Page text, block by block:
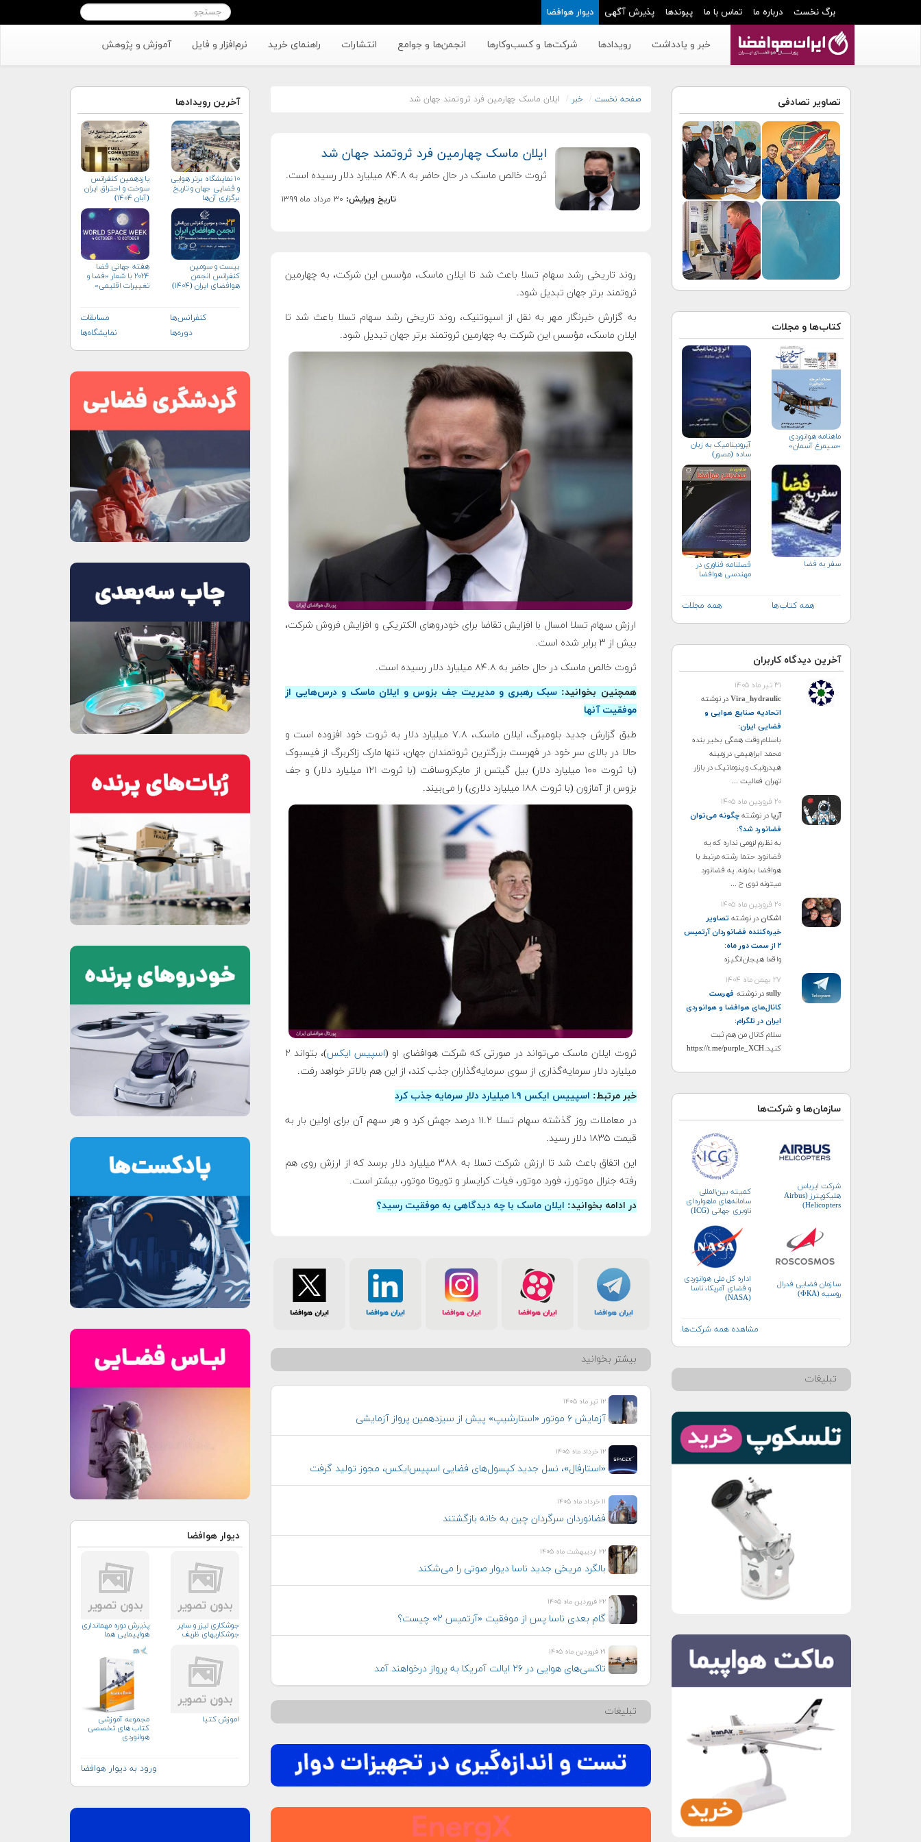
برگ نخست درباره ما تماس با ما پیوندها پذیرش آگهی دیوار هوافضا
خبر و یادداشت رویدادها شرکت‌ها و کسب‌وکار‌ها انجمن‌ها و جوامع انتشارات راهنمای خرید نرم‌افزار و فایل آموزش و پژوهش
تصاویر تصادفی
کتاب‌ها و مجلات
ماهنامه هوانوردی
«سیمرغ آسمان»
آیرودینامیک به زبان
ساده (مصور)
سفر به فضا
فصلنامه فناوری در
مهندسی هوافضا
همه کتاب‌ها همه مجلات
آخرین دیدگاه کاربران
۳۱ تیر ماه ۱۴۰۵
Vira_hydraulicدر نوشته
اتحادیه صنایع هوایی و
فضایی ایران:
باسلام وقت همگی بخیر بنده
محمد ابراهیمی درزمینه
هیدرولیک و پنوماتیک در بازار
تهران فعالیت ...
۲۰ فروردین ماه ۱۴۰۵
آریادر نوشتهچگونه می‌توان
فضانورد شد؟:
به نظرم لزومی نداره که یه
فضانورد حتما رشته مرتبط با
هوافضا بخونه. یه فضانورد
میتونه توی ح ...
۲۰ فروردین ماه ۱۴۰۵
اشکاندر نوشته تصاویر
خیره‌کننده فضانوردان آرتمیس
۲ از سمت دور ماه
:
واقعا هیجان‌انگیزه
۲۷ بهمن ماه ۱۴۰۴
sullyدر نوشته فهرست
کانال‌های هوافضا و هوانوردی
ایران در تلگرام:
سلام کانال من هم ثبت
کنید.https://t.me/purple_XCH
سازمان‌ها و شرکت‌ها
شرکت ایرباس
هلیکوپترز (Airbus
Helicopters)
کمیته بین‌المللی
سامانه‌های ماهواره‌ای
ناوبری جهانی (ICG)
سازمان فضایی فدرال
روسیه (ФКА)
اداره کل ملی هوانوردی
و فضای آمریکا، ناسا
(NASA)
مشاهده همه شرکت‌ها
تبلیغات
صفحه نخست خبر ایلان ماسک چهارمین فرد ثروتمند جهان شد
ایلان ماسک چهارمین فرد ثروتمند جهان شد
ثروت خالص ماسک در حال حاضر به ۸۴.۸ میلیارد دلار رسیده است.
تاریخ ویرایش: ۳۰ مرداد ماه ۱۳۹۹
روند تاریخی رشد سهام تسلا باعث شد تا ایلان ماسک، مؤسس این شرکت، به چهارمین
ثروتمند برتر جهان تبدیل شود.
به گزارش خبرنگار مهر به نقل از اسپوتنیک، روند تاریخی رشد سهام تسلا باعث شد تا
ایلان ماسک، مؤسس این شرکت به چهارمین ثروتمند برتر جهان تبدیل شود.
ارزش سهام تسلا امسال با افزایش تقاضا برای خودروهای الکتریکی و افزایش فروش شرکت،
بیش از ۳ برابر شده است.
ثروت خالص ماسک در حال حاضر به ۸۴.۸ میلیارد دلار رسیده است.
همچنین بخوانید: سبک رهبری و مدیریت جف بزوس و ایلان ماسک و درس‌هایی از
موفقیت آنها
طبق گزارش جدید بلومبرگ، ایلان ماسک، ۷.۸ میلیارد دلار به ثروت خود افزوده است و
حالا در بالای سر خود در فهرست بزرگترین ثروتمندان جهان، تنها مارک زاکربرگ از فیسبوک
(با ثروت ۱۰۰ میلیارد دلار) بیل گیتس از مایکروسافت (با ثروت ۱۲۱ میلیارد دلار) و جف
بزوس از آمازون (با ثروت ۱۸۸ میلیارد دلاری) را می‌بیند.
ثروت ایلان ماسک می‌تواند در صورتی که شرکت هوافضای او (اسپیس ایکس
)، بتواند ۲
میلیارد دلار سرمایه‌گذاری از سوی سرمایه‌گذاران جذب کند، از این هم بالاتر خواهد رفت.
خبر مرتبط: اسپییس ایکس ۱.۹ میلیارد دلار سرمایه جذب کرد
در معاملات روز گذشته سهام تسلا ۱۱.۲ درصد جهش کرد و هر سهم آن برای اولین بار به
قیمت ۱۸۳۵ دلار رسید.
این اتفاق باعث شد تا ارزش شرکت تسلا به ۳۸۸ میلیارد دلار برسد که از ارزش روی هم
رفته جنرال موتورز، فورد موتور، فیات کرایسلر و تویوتا موتور، بیشتر است.
در ادامه بخوانید: ایلان ماسک با چه دیدگاهی به موفقیت رسید؟
بیشتر بخوانید
۱۲ تیر ماه ۱۴۰۵
آزمایش ۶ موتور «استارشیپ» پیش از سیزدهمین پرواز آزمایشی
۱۲ خرداد ماه ۱۴۰۵
«استارفال»، نسل جدید کپسول‌های فضایی اسپیس‌ایکس، مجوز تولید گرفت
۱۱ خرداد ماه ۱۴۰۵
فضانوردان سرگردان چین به خانه بازگشتند
۲۲ اردیبهشت ماه ۱۴۰۵
بالگرد مریخی جدید ناسا دیوار صوتی را می‌شکند
۲۲ فروردین ماه ۱۴۰۵
گام بعدی ناسا پس از موفقیت «آرتمیس ۲» چیست؟
۲۱ فروردین ماه ۱۴۰۵
تاکسی‌های هوایی در ۲۶ ایالت آمریکا به پرواز درخواهند آمد
تبلیغات
آخرین رویدادها
۱۰ نمایشگاه برتر هوایی
و فضایی جهان و تاریخ
برگزاری آن‌ها
یازدهمین کنفرانس
سوخت و احتراق ایران
(آبان‌ ۱۴۰۴)
بیست و سومین
کنفرانس انجمن
هوافضای ايران (۱۴۰۴)
هفته جهانی فضا
۲۰۲۴ با شعار «فضا و
تغییرات اقلیمی»
کنفرانس‌ها
مسابقات
دوره‌ها
نمایشگاه‌ها
دیوار هوافضا
جوشکاری لیزر و سایر
جوشکاریهای ظریف
پذیرش دوره مهمانداری
هواپیمایی هما
اموزش کتیا
مجموعه آموزشی
کتاب های تخصصی
هوانوردی
ورود به دیوار هوافضا